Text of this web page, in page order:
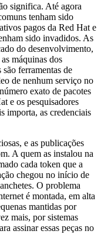
significa. Até agora
tenham sido
pagos da Red Hat e
sido invadidos. As
do desenvolvimento,
máquinas dos
ferramentas de
de nenhum serviço no
exato de pacotes
e os pesquisadores
importa, as credenciais
e as publicações
A quem as instalou na
cada token que a
chegou no início de
O problema
é montada, em alta
mantidas por
mais, por sistemas
assinar essas peças no